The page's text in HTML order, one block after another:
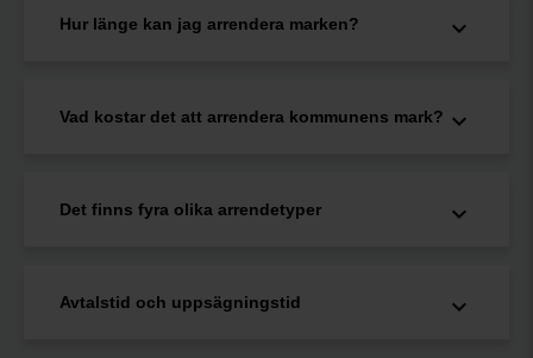
Hur länge kan jag arrendera marken?
Vad kostar det att arrendera kommunens mark?
Det finns fyra olika arrendetyper
Avtalstid och uppsägningstid